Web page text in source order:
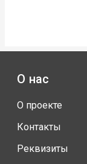
О нас
О проекте
Контакты
Реквизиты